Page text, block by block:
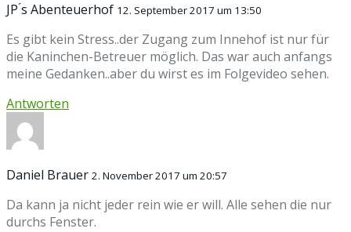
JP ́s Abenteuerhof 12. September 2017 um 13:50
Es gibt kein Stress..der Zugang zum Innehof ist nur für
die Kaninchen-Betreuer möglich. Das war auch anfangs
meine Gedanken..aber du wirst es im Folgevideo sehen.
Antworten
Daniel Brauer 2. November 2017 um 20:57
Da kann ja nicht jeder rein wie er will. Alle sehen die nur
durchs Fenster.